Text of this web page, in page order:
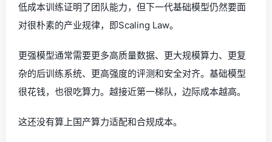
低成本训练证明了团队能力，但下一代基础模型仍然要面
对很朴素的产业规律，即Scaling Law。
更强模型通常需要更多高质量数据、更大规模算力、更复
杂的后训练系统、更高强度的评测和安全对齐。基础模型
很花钱，也很吃算力。越接近第一梯队，边际成本越高。
这还没有算上国产算力适配和合规成本。